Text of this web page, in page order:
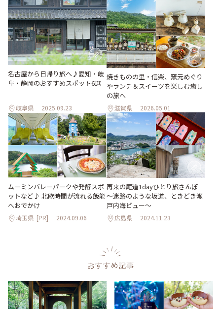
名古屋から日帰り旅へ♪愛知・岐
阜・静岡のおすすめスポット6選
岐阜県 2025.09.23
焼きものの里・信楽、窯元めぐり
やランチ＆スイーツを楽しむ癒し
の旅へ
滋賀県 2026.05.01
ムーミンバレーパークや発酵スポ
ットなど♪ 北欧時間が流れる飯能
へおでかけ
埼玉県 [PR] 2024.09.06
再来の尾道1dayひとり旅さんぽ
～迷路のような坂道、ときどき瀬
戸内海ビュー～
広島県 2024.11.23
おすすめ記事